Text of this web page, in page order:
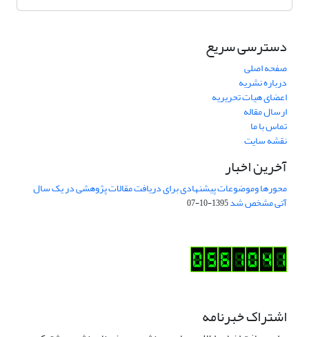
دسترسی سریع
صفحه اصلی
درباره نشریه
اعضای هیات تحریریه
ارسال مقاله
تماس با ما
نقشه سایت
آخرین اخبار
محورها وموضوعات پیشنهادی برای دریافت مقالات پژوهشی در یک سال
آتی مشخص شد1395-10-07
اشتراک خبرنامه